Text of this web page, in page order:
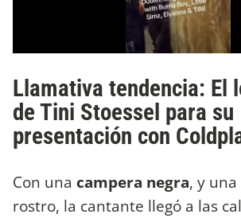
Llamativa tendencia: El
de Tini Stoessel para su
presentación con
Con una campera negra, y
rostro, la cantante llegó a las